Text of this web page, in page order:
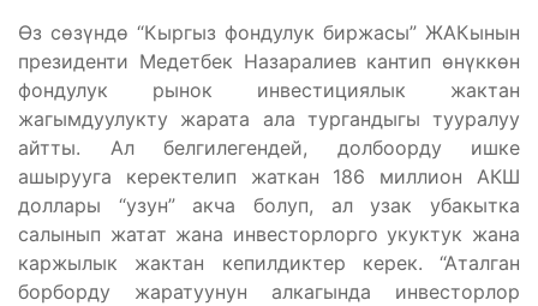
Өз сөзүндө “Кыргыз фондулук биржасы” ЖАКынын
президенти Медетбек Назаралиев кантип өнүккөн
фондулук рынок инвестициялык жактан
жагымдуулукту жарата ала тургандыгы тууралуу
айтты. Ал белгилегендей, долбоорду ишке
ашырууга керектелип жаткан 186 миллион АКШ
доллары “узун” акча болуп, ал узак убакытка
салынып жатат жана инвесторлорго укуктук жана
каржылык жактан кепилдиктер керек. “Аталган
борборду жаратуунун алкагында инвесторлор